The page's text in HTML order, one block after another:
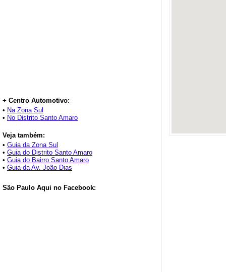
+ Centro Automotivo:
• Na Zona Sul
• No Distrito Santo Amaro
Veja também:
• Guia da Zona Sul
• Guia do Distrito Santo Amaro
• Guia do Bairro Santo Amaro
• Guia da Av. João Dias
São Paulo Aqui no Facebook: